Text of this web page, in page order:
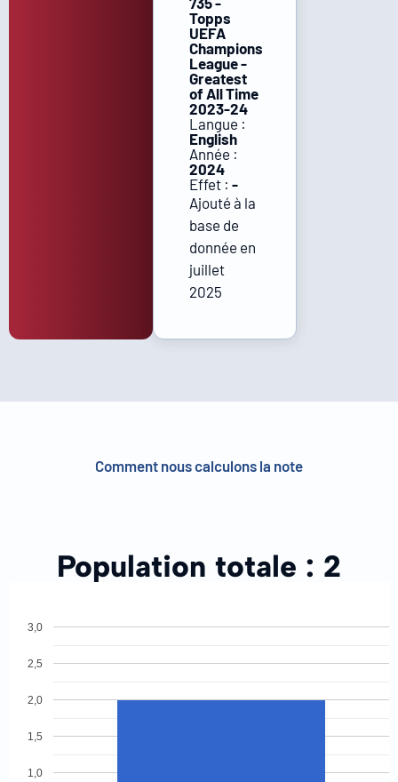
Topps
UEFA
Champions
League -
Greatest
of All Time
2023-24
Langue :
English
Année :
2024
Effet : -
Ajouté à la
base de
donnée en
juillet
2025
Comment nous calculons la note
Population totale : 2
1,0
1,5
2,0
2,5
3,0